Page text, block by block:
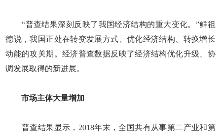
“普查结果深刻反映了我国经济结构的重大变化。”鲜祖
德说，我国正处在转变发展方式、优化经济结构、转换增长
动能的攻关期。经济普查数据反映了经济结构优化升级、协
调发展取得的新进展。
市场主体大量增加
普查结果显示，2018年末，全国共有从事第二产业和第